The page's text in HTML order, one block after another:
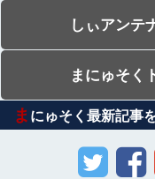
しぃアンテ
まにゅそく
ま にゅそく最新記事